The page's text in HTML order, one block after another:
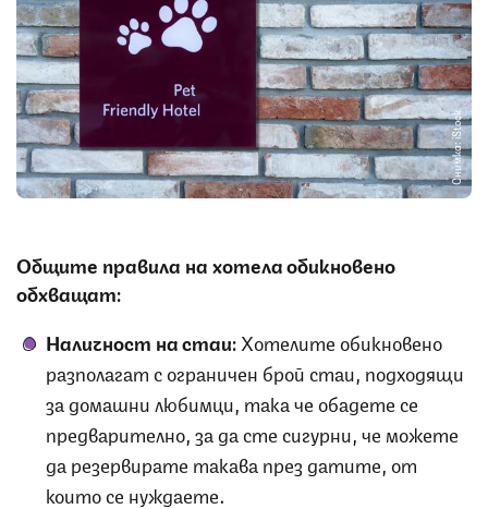
Снимка: iStock
Общите правила на хотела обикновено
обхващат:
Наличност на стаи:Хотелите обикновено
разполагат с ограничен брой стаи, подходящи
за домашни любимци, така че обадете се
предварително, за да сте сигурни, че можете
да резервирате такава през датите, от
които се нуждаете.